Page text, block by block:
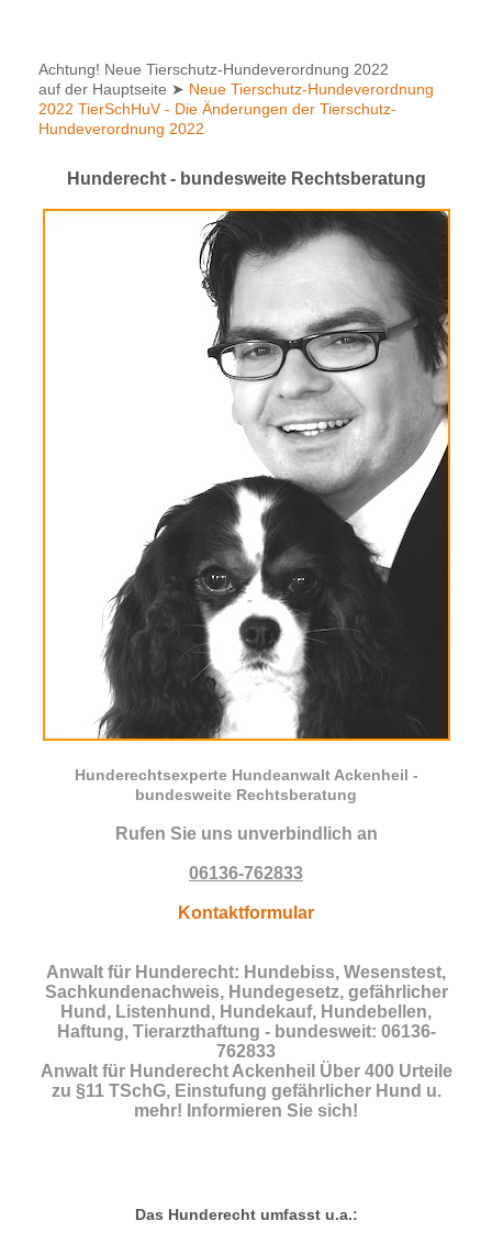
Achtung! Neue Tierschutz-Hundeverordnung 2022
auf der Hauptseite ➤ Neue Tierschutz-Hundeverordnung
2022 TierSchHuV - Die Änderungen der Tierschutz-
Hundeverordnung 2022
Hunderecht - bundesweite Rechtsberatung
Hunderechtsexperte Hundeanwalt Ackenheil -
bundesweite Rechtsberatung
Rufen Sie uns unverbindlich an
06136-762833
Kontaktformular
Anwalt für Hunderecht: Hundebiss, Wesenstest,
Sachkundenachweis, Hundegesetz, gefährlicher
Hund, Listenhund, Hundekauf, Hundebellen,
Haftung, Tierarzthaftung - bundesweit: 06136-
762833
Anwalt für Hunderecht Ackenheil Über 400 Urteile
zu §11 TSchG, Einstufung gefährlicher Hund u.
mehr! Informieren Sie sich!
Das Hunderecht umfasst u.a.: